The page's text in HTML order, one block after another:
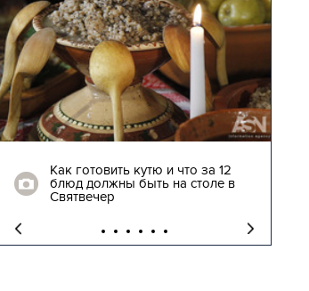
Как готовить кутю и что за 12
блюд должны быть на столе в
Святвечер